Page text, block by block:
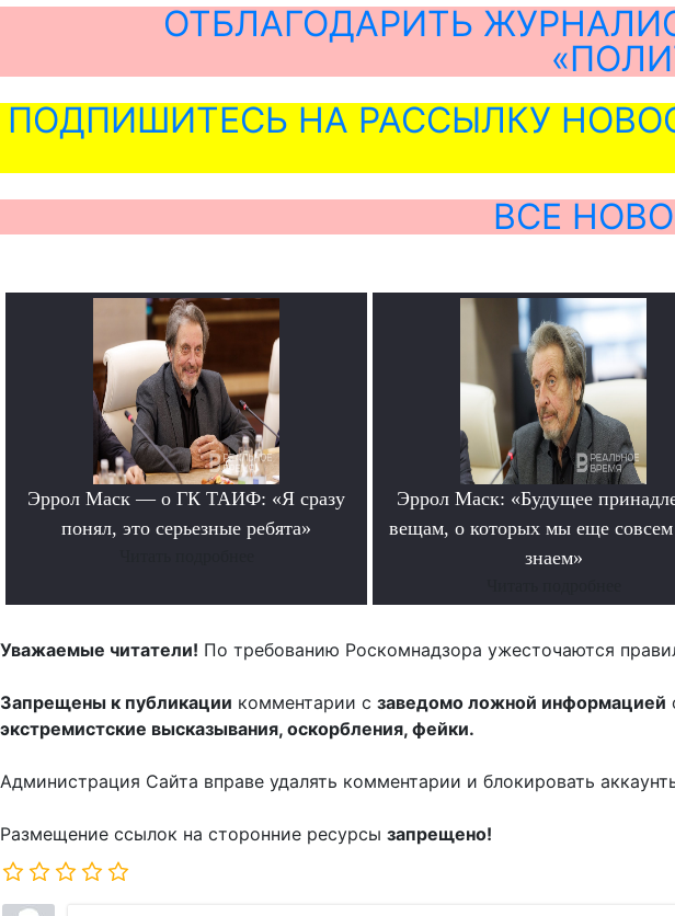
ОТБЛАГОДАРИТЬ
ПОДПИШИТЕСЬ НА РАССЫЛКУ
ВСЕ
Эррол Маск — о ГК ТАИФ: «Я сразу
понял, это серьезные ребята»
Эррол Маск: «Будущее
вещам, о которых мы еще
знаем»
Уважаемые читатели! По требованию Роскомнадзора ужесточаются
Запрещены к публикации комментарии с заведомо ложной информацией
экстремистские высказывания, оскорбления, фейки.
Администрация Сайта вправе удалять комментарии и блокировать
Размещение ссылок на сторонние ресурсы запрещено!